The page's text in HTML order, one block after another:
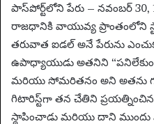
పాస్‌పోర్ట్‌లోని పేరు – నవంబర్ 30,
రాజధానికి వాయువ్య ప్రాంతంలోని
తరువాత ఐడల్ అనే పేరును
ఉపాధ్యాయుడు అతనిని
మరియు సోమరితనం అని అతను
గిటారిస్ట్‌గా తన చేతిని
స్థాపించాడు మరియు దాని ముందు